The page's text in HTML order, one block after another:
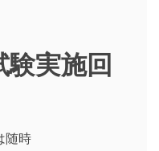
実施回
随時